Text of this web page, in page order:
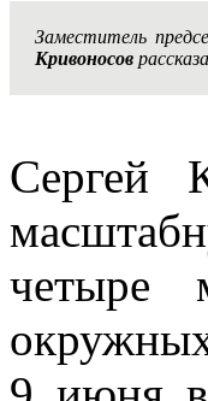
Заместитель
Кривоносов
Сергей
четыре